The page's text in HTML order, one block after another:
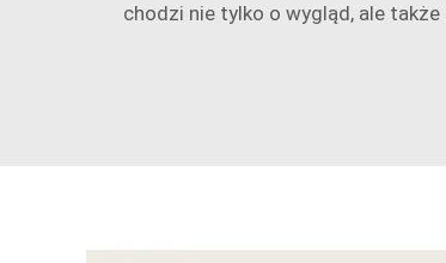
chodzi nie tylko o wygląd, ale